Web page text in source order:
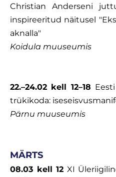
Christian Anderseni
inspireeritud näitusel
aknalla"
Koidula muuseumis
22.–24.02 kell 12–18
trükikoda:
Pärnu muuseumis
MÄRTS
08.03 kell 12 XI